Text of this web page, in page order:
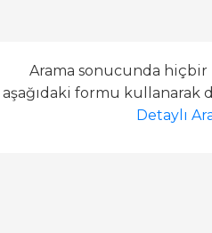
Arama sonucunda hiçbir
formu kullanarak
Detaylı